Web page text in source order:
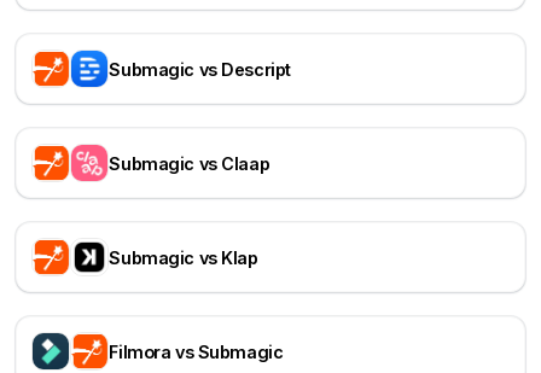
Submagic vs Descript
Submagic vs Claap
Submagic vs Klap
Filmora vs Submagic